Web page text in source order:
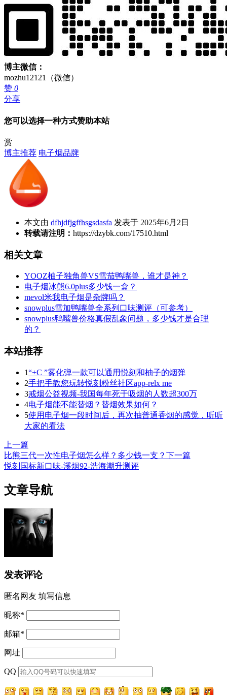
博主微信：
mozhu12121（微信）
赞 0
分享
您可以选择一种方式赞助本站
赏
博主推荐 电子烟品牌
本文由 dfhjdfjgffhsgsdasfa 发表于 2025年6月2日
转载请注明： https://dzybk.com/17510.html
相关文章
YOOZ柚子独角兽VS雪茄鸭嘴兽，谁才是神？
电子烟冰熊6.0plus多少钱一盒？
mevol米我电子烟是杂牌吗？
snowplus雪加鸭嘴兽全系列口味测评（可参考）
snowplus鸭嘴兽价格真假乱象问题，多少钱才是合理
的？
本站推荐
1“+C ”雾化弹一款可以通用悦刻和柚子的烟弹
2手把手教您玩转悦刻粉丝社区app-relx me
3戒烟公益视频-我国每年死于吸烟的人数超300万
4电子烟能不能替烟？替烟效果如何？
5使用电子烟一段时间后，再次抽普通香烟的感觉，听听
大家的看法
上一篇
比熊三代一次性电子烟怎么样？多少钱一支？ 下一篇
悦刻国标新口味-溪烟92-浩海潮升测评
文章导航
发表评论
匿名网友 填写信息
昵称*
邮箱*
网址
QQ